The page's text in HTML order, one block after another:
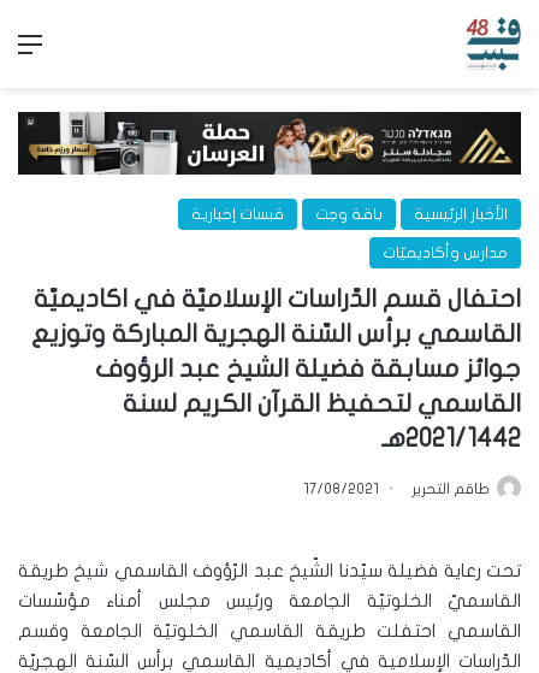
الأخبار الرئيسية باقة وجت قبسات إخبارية
مدارس وأكاديميّات
احتفال قسم الدّراسات الإسلاميّة في اكاديميّة
القاسمي برأس السّنة الهجرية المباركة وتوزيع
جوائز مسابقة فضيلة الشيخ عبد الرؤوف
القاسمي لتحفيظ القرآن الكريم لسنة
2021/1442هـ
طاقم التحرير 17/08/2021
تحت رعاية فضيلة سيّدنا الشّيخ عبد الرّؤوف القاسمي شيخ طريقة
القاسميّ الخلوتيّة الجامعة ورئيس مجلس أمناء مؤسّسات
القاسمي احتفلت طريقة القاسمي الخلوتيّة الجامعة وقسم
الدّراسات الإسلامية في أكاديمية القاسمي برأس السّنة الهجريّة